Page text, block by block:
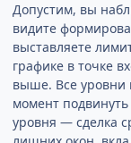
Допустим, вы
видите
выставляете
графике в точке
выше. Все уровни
момент
уровня — сделка